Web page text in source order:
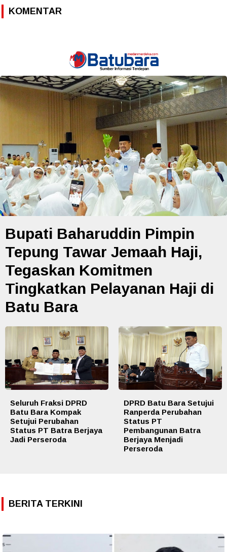
KOMENTAR
Bupati Baharuddin Pimpin
Tepung Tawar Jemaah Haji,
Tegaskan Komitmen
Tingkatkan Pelayanan Haji di
Batu Bara
Seluruh Fraksi DPRD
Batu Bara Kompak
Setujui Perubahan
Status PT Batra Berjaya
Jadi Perseroda
DPRD Batu Bara Setujui
Ranperda Perubahan
Status PT
Pembangunan Batra
Berjaya Menjadi
Perseroda
BERITA TERKINI